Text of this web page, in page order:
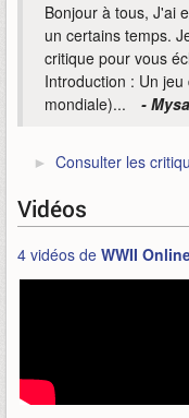
Bonjour à tous, J'ai
un certains temps.
critique pour vous
Introduction : Un
mondiale)...
-
Consulter les
Vidéos
4 vidéos de WWII